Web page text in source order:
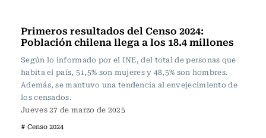
Primeros resultados del Censo 2024:
Población chilena llega a los 18.4 millones
Según lo informado por el INE, del total de personas que
habita el país, 51,5% son mujeres y 48,5% son hombres.
Además, se mantuvo una tendencia al envejecimiento de
los censados.
Jueves 27 de marzo de 2025
# Censo 2024